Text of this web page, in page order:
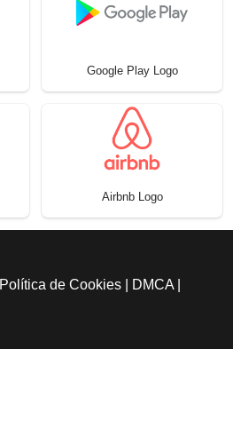
Google Play Logo
Airbnb Logo
Política de Cookies DMCA